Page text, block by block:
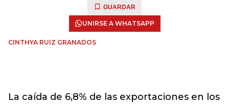
GUARDAR
UNIRSE A WHATSAPP
CINTHYA RUIZ GRANADOS
La caída de 6,8% de las exportaciones en los